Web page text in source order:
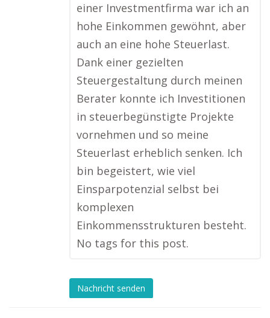
einer Investmentfirma war ich an
hohe Einkommen gewöhnt, aber
auch an eine hohe Steuerlast.
Dank einer gezielten
Steuergestaltung durch meinen
Berater konnte ich Investitionen
in steuerbegünstigte Projekte
vornehmen und so meine
Steuerlast erheblich senken. Ich
bin begeistert, wie viel
Einsparpotenzial selbst bei
komplexen
Einkommensstrukturen besteht.
No tags for this post.
Nachricht senden